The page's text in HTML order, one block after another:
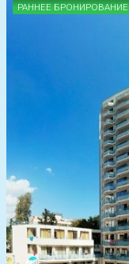
РАННЕЕ БРОНИРОВАНИЕ